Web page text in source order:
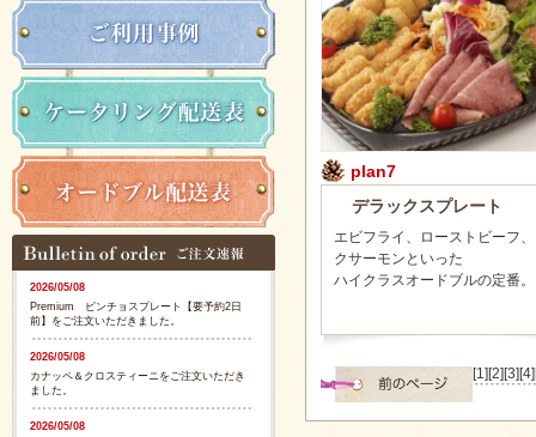
2026/05/08
Premium ピンチョスプレート【要予約2日
前】をご注文いただきました。
2026/05/08
カナッペ＆クロスティーニをご注文いただき
ました。
2026/05/08
plan7
デラックスプレート
エビフライ、ローストビーフ
クサーモンといった
ハイクラスオードブルの定番。
[1] [2] [3] [4]